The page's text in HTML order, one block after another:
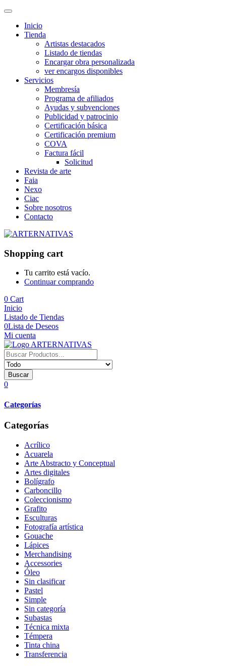
Inicio
Tienda
Artistas destacados
Listado de tiendas
Encargar obra personalizada
ver encargos disponibles
Servicios
Membresía
Programa de afiliados
Ayudas y subvenciones
Publicidad y patrocinio
Certificación básica
Certificación premium
COVA
Factura fácil
Solicitud
Revista de arte
Faia
Nexo
Ciac
Sobre nosotros
Contacto
Shopping cart
Tu carrito está vacío.
Continuar comprando
0 Cart
Inicio
Listado de Tiendas
0Lista de Deseos
Mi cuenta
Buscar
0
Categorías
Categorías
Acrílico
Acuarela
Arte Abstracto y Conceptual
Artes digitales
Bolígrafo
Carboncillo
Coleccionismo
Grafito
Esculturas
Fotografía artística
Gouache
Lápices
Merchandising
Accessories
Óleo
Sin clasificar
Pastel
Simple
Sin categoría
Subastas
Técnica mixta
Témpera
Tinta china
Transferencia